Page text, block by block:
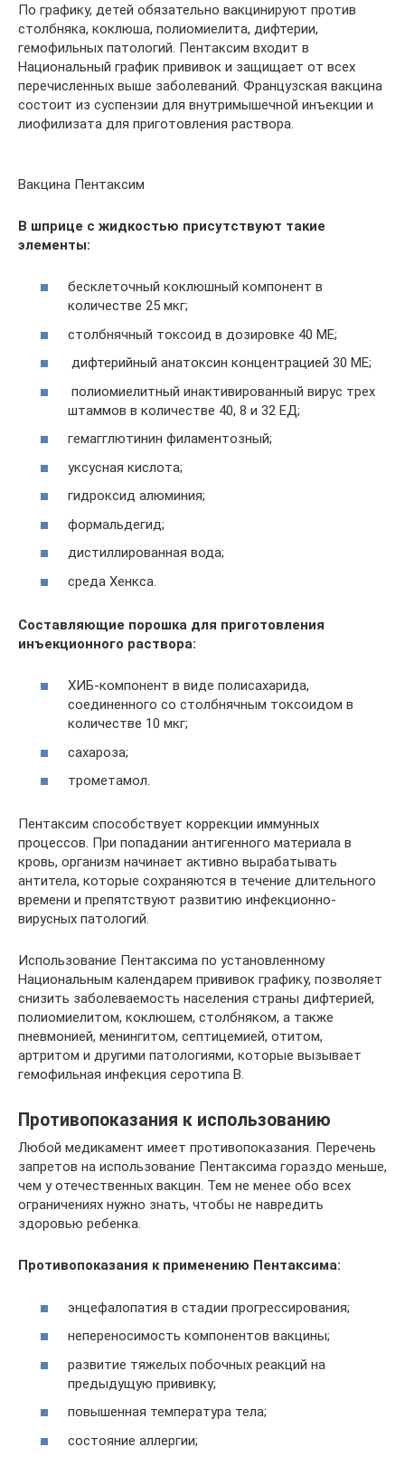
По графику, детей обязательно вакцинируют против
столбняка, коклюша, полиомиелита, дифтерии,
гемофильных патологий. Пентаксим входит в
Национальный график прививок и защищает от всех
перечисленных выше заболеваний. Французская вакцина
состоит из суспензии для внутримышечной инъекции и
лиофилизата для приготовления раствора.
Вакцина Пентаксим
В шприце с жидкостью присутствуют такие
элементы:
бесклеточный коклюшный компонент в
количестве 25 мкг;
столбнячный токсоид в дозировке 40 МЕ;
дифтерийный анатоксин концентрацией 30 МЕ;
полиомиелитный инактивированный вирус трех
штаммов в количестве 40, 8 и 32 ЕД;
гемагглютинин филаментозный;
уксусная кислота;
гидроксид алюминия;
формальдегид;
дистиллированная вода;
среда Хенкса.
Составляющие порошка для приготовления
инъекционного раствора:
ХИБ-компонент в виде полисахарида,
соединенного со столбнячным токсоидом в
количестве 10 мкг;
сахароза;
трометамол.
Пентаксим способствует коррекции иммунных
процессов. При попадании антигенного материала в
кровь, организм начинает активно вырабатывать
антитела, которые сохраняются в течение длительного
времени и препятствуют развитию инфекционно-
вирусных патологий.
Использование Пентаксима по установленному
Национальным календарем прививок графику, позволяет
снизить заболеваемость населения страны дифтерией,
полиомиелитом, коклюшем, столбняком, а также
пневмонией, менингитом, септицемией, отитом,
артритом и другими патологиями, которые вызывает
гемофильная инфекция серотипа В.
Противопоказания к использованию
Любой медикамент имеет противопоказания. Перечень
запретов на использование Пентаксима гораздо меньше,
чем у отечественных вакцин. Тем не менее обо всех
ограничениях нужно знать, чтобы не навредить
здоровью ребенка.
Противопоказания к применению Пентаксима:
энцефалопатия в стадии прогрессирования;
непереносимость компонентов вакцины;
развитие тяжелых побочных реакций на
предыдущую прививку;
повышенная температура тела;
состояние аллергии;